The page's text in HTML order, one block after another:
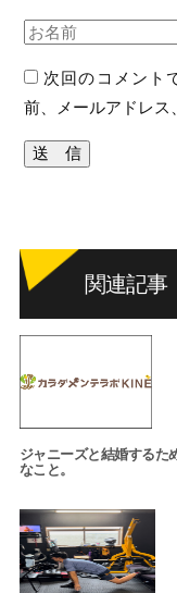
次回のコメント
前、メールアドレス
関連記事
ジャニーズと結婚するた
なこと。